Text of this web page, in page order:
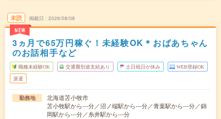
未読
NEW
掲載日 2026/08/08
3ヵ月で65万円稼ぐ！未経験OK＊おばあちゃん
のお話相手など
職種未経験OK 交通費別途支給あり 土日祝日が休み WEB登録OK
派遣
勤務地
北海道苫小牧市
苫小牧駅から---分／沼ノ端駅から---分／青葉駅から---分／錦
岡駅から---分／糸井駅から---分